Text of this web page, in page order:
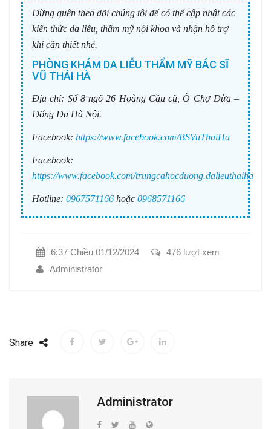
Đừng quên theo dõi chúng tôi để có thể cập nhật các
kiến thức da liễu, thẩm mỹ nội khoa và nhận hỗ trợ
khi cần thiết nhé.
PHÒNG KHÁM DA LIỄU THẨM MỸ BÁC SĨ
VŨ THÁI HÀ
Địa chỉ: Số 8 ngõ 26 Hoàng Cầu cũ, Ô Chợ Dừa –
Đống Đa Hà Nội.
Facebook: https://www.facebook.com/BSVuThaiHa
Facebook:
https://www.facebook.com/trungcahocduong.dalieuthaiha
Hotline: 0967571166 hoặc 0968571166
6:37 Chiều 01/12/2024
476 lượt xem
Administrator
Share
Administrator